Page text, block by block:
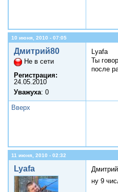
10 июня, 2010 - 07:05
Дмитрий80
Не в сети
Регистрация:
24.05.2010
Уважуха: 0
Lyafa
Ты
после
Вверх
11 июня, 2010 - 02:32
Lyafa
ну 9